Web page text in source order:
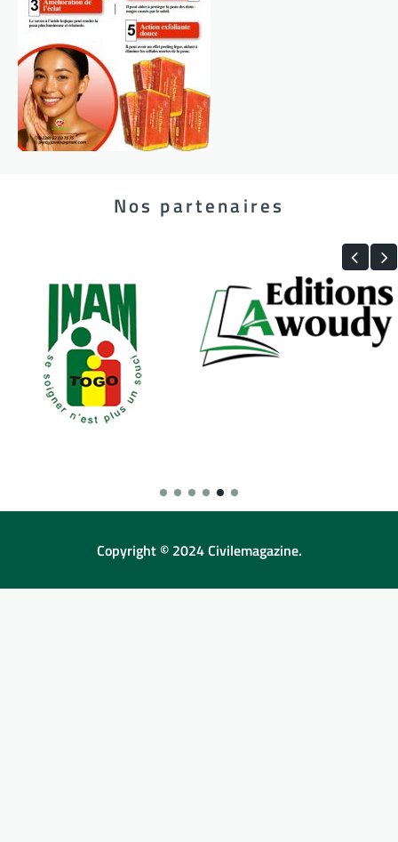
Nos partenaires
Copyright © 2024 Civilemagazine.